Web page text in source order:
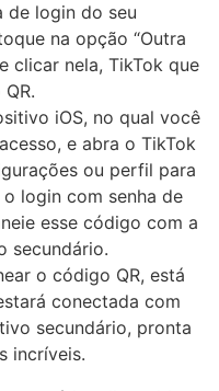
de login do seu
na opção “Outra
clicar nela, TikTok que
iOS, no qual você
e abra o TikTok
ou perfil para
login com senha de
esse código com a
secundário.
o código QR, está
conectada com
secundário, pronta
incríveis.